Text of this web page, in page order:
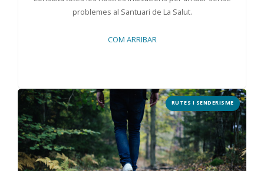
problemes al Santuari de La Salut.
COM ARRIBAR
RUTES I SENDERISME